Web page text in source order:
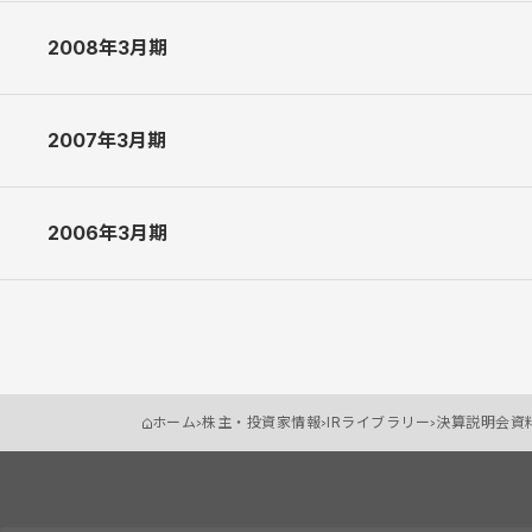
2010年3月期第2四半期決算説明会資料（補足資料） [123.2
2009年3月期決算説明会資料 [835.0 KB]
2009年3月期第2四半期決算説明会資料（補足資料） [123.3
2008年3月期
2008年3月期決算説明会資料 [754.0 KB]
2007年3月期
2007年3月期決算説明会資料 [786.0 KB]
2007年3月期中間決算説明会資料（補足資料） [118.6 KB]
2006年3月期
2006年3月期決算説明会資料（会社概要） [367.2 KB]
2006年3月期中間決算説明会資料 [1.4 MB]
ホーム 株主・投資家情報 IRライブラリー 決算説明会資